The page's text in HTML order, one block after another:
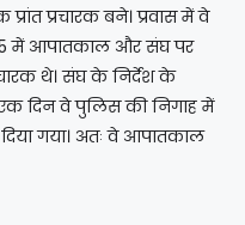
प्रचारक बने। प्रवास में वे
में आपातकाल और संघ पर
थे। संघ के निर्देश के
दिन वे पुलिस की निगाह में
गया। अतः वे आपातकाल